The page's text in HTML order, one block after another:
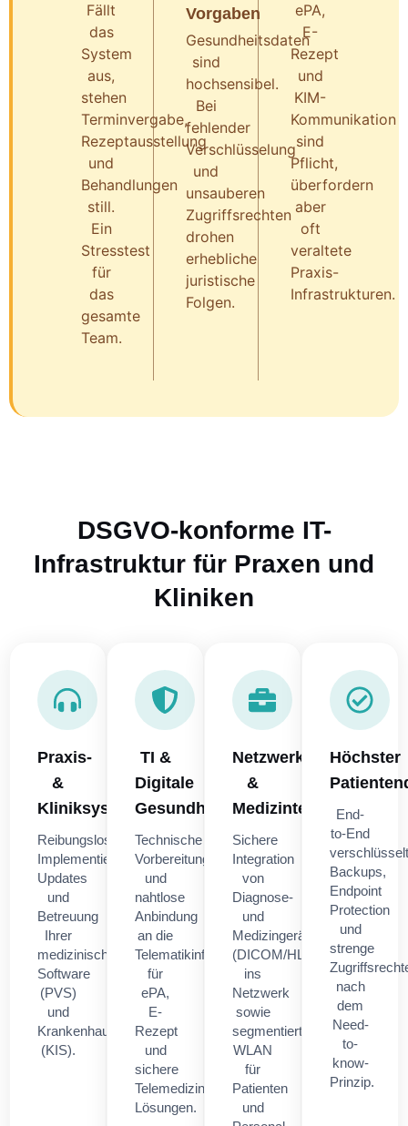
Fällt
das
System
aus,
stehen
Terminvergabe,
Rezeptausstellung
und
Behandlungen
still.
Ein
Stresstest
für
das
gesamte
Team.
Vorgaben
Gesundheitsdaten
sind
hochsensibel.
Bei
fehlender
Verschlüsselung
und
unsauberen
Zugriffsrechten
drohen
erhebliche
juristische
Folgen.
ePA,
E-
Rezept
und
KIM-
Kommunikation
sind
Pflicht,
überfordern
aber
oft
veraltete
Praxis-
Infrastrukturen.
DSGVO-konforme IT-
Infrastruktur für Praxen und
Kliniken
Praxis-
&
Kliniksysteme
Reibungslose
Implementierung,
Updates
und
Betreuung
Ihrer
medizinischen
Software
(PVS)
und
Krankenhausinformationssysteme
(KIS).
TI &
Digitale
Gesundheit
Technische
Vorbereitung
und
nahtlose
Anbindung
an die
Telematikinfrastruktur
für
ePA,
E-
Rezept
und
sichere
Telemedizin-
Lösungen.
Netzwerk
&
Medizintechnik
Sichere
Integration
von
Diagnose-
und
Medizingeräten
(DICOM/HL7)
ins
Netzwerk
sowie
segmentiertes
WLAN
für
Patienten
und
Höchster
End-
to-End
Backups,
Endpoint
Protection
und
strenge
nach
dem
Need-
to-
know-
Prinzip.